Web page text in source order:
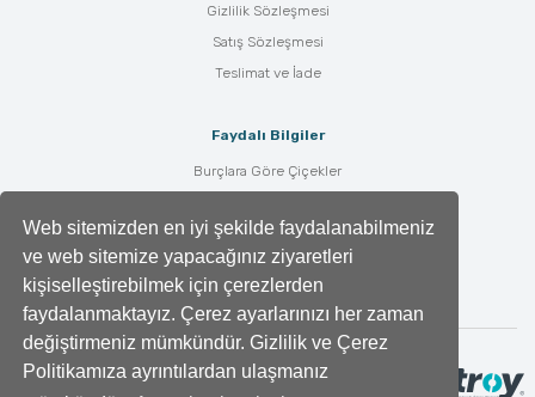
Web sitemizden en iyi şekilde faydalanabilmeniz
ve web sitemize yapacağınız ziyaretleri
kişiselleştirebilmek için çerezlerden
faydalanmaktayız. Çerez ayarlarınızı her zaman
değiştirmeniz mümkündür. Gizlilik ve Çerez
Politikamıza ayrıntılardan ulaşmanız
Gizlilik Sözleşmesi
Satış Sözleşmesi
Teslimat ve İade
Faydalı Bilgiler
Burçlara Göre Çiçekler
Çiçek Anlamları
Tüm Blog Yazıları